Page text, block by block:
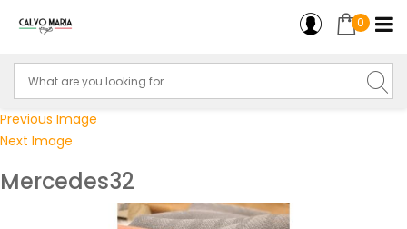
0
Previous Image
Next Image
Mercedes32